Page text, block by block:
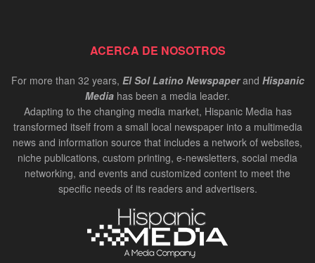
ACERCA DE NOSOTROS
For more than 32 years, El Sol Latino Newspaperand Hispanic
Media has been a media leader.
Adapting to the changing media market, Hispanic Media has
transformed itself from a small local newspaper into a multimedia
news and information source that includes a network of websites,
niche publications, custom printing, e-newsletters, social media
networking, and events and customized content to meet the
specific needs of its readers and advertisers.